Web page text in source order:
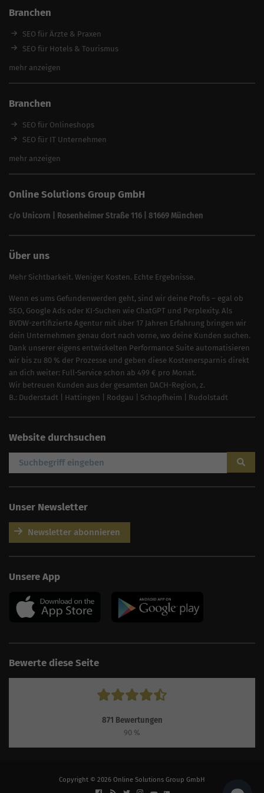
Content Marketing Agentur
Local SEO Agentur
SEO Beratung
SEO Angebote
Branchen
SEO für Ärzte & Praxen
SEO für Hotels & Tourismus
SEO für Handwerker
SEO für Anwälte & Kanzleien
SEO für Fitness
SEO für Architekten
mehr anzeigen
Branchen
SEO für Onlineshops
SEO für IT Unternehmen
SEO für Versicherungsmakler
SEO für Reinigungsfirmen
SEO für Sicherheitsdienste
mehr anzeigen
Online Solutions Group GmbH
c/o Unicorn | Rosenheimer Straße 116 | 81669 München
Über uns
Mehr Sichtbarkeit. Weniger Kosten. Echte Ergebnisse.
Wenn es ums Gefundenwerden geht, sind wir deine Profis – egal ob
SEO, Google Ads oder KI-Suchen wie ChatGPT und Perplexity. Als
BVDW-zertifizierte Agentur mit über 17 Jahren Erfahrung bringen wir
dein Unternehmen genau dort nach vorne, wo deine Kunden suchen.
Dank unserer eigens entwickelten Performance Suite automatisieren
wir bis zu 80 % der Prozesse und geben diese Kostenersparnis direkt
an dich weiter: Full-Service schon ab 499 € pro Monat.
Wir betreuen Kunden aus der gesamten DACH-Region, z.
B.: Duderstadt Hattingen Rodgau Schopfheim Rudolstadt
Website durchsuchen
Unser Newsletter
Newsletter abonnieren
Unsere App
Bewerte diese Seite
871 Bewertungen
90 %
Copyright © 2026 Online Solutions Group GmbH
Wie kann ich dir helfen?
Monat, inkl. Content,